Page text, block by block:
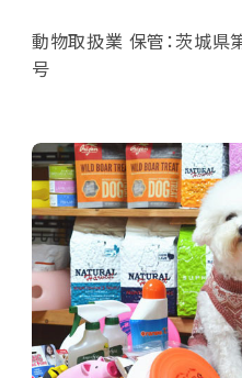
動物取扱業 保管：茨城
号